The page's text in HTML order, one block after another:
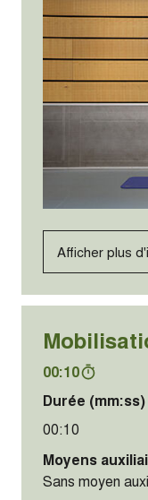
Afficher plus
00:10
Durée (mm:ss)
00:10
Moyens
Sans moyen